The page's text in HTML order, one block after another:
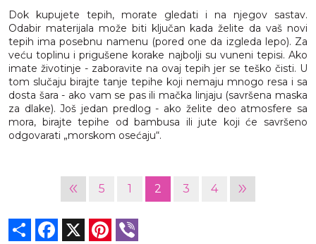
Dok kupujete tepih, morate gledati i na njegov sastav.
Odabir materijala može biti ključan kada želite da vaš novi
tepih ima posebnu namenu (pored one da izgleda lepo). Za
veću toplinu i prigušene korake najbolji su vuneni tepisi. Ako
imate životinje - zaboravite na ovaj tepih jer se teško čisti. U
tom slučaju birajte tanje tepihe koji nemaju mnogo resa i sa
dosta šara - ako vam se pas ili mačka linjaju (savršena maska
za dlake). Još jedan predlog - ako želite deo atmosfere sa
mora, birajte tepihe od bambusa ili jute koji će savršeno
odgovarati „morskom osećaju“.
« 5 1 2 3 4 »
Share Facebook Pinterest